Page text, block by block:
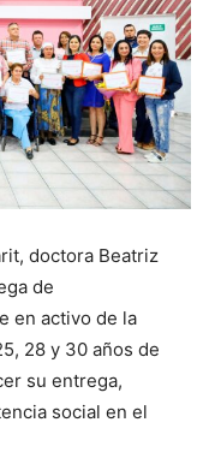
doctora Beatriz
de
en activo de la
28 y 30 años de
su entrega,
social en el